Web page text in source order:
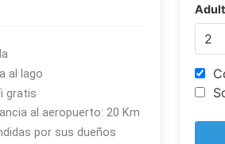
comedor con sofá cama
de desayuno, lavado
para la contratación de
Parque Nacional Los
al lago
gratis
al aeropuerto: 20 Km
por sus dueños